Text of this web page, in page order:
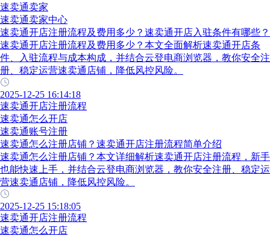
速卖通卖家
速卖通卖家中心
速卖通开店注册流程及费用多少？速卖通开店入驻条件有哪些？
速卖通开店注册流程及费用多少？本文全面解析速卖通开店条
件、入驻流程与成本构成，并结合云登电商浏览器，教你安全注
册、稳定运营速卖通店铺，降低风控风险。
2025-12-25 16:14:18
速卖通开店注册流程
速卖通怎么开店
速卖通账号注册
速卖通怎么注册店铺？速卖通开店注册流程简单介绍
速卖通怎么注册店铺？本文详细解析速卖通开店注册流程，新手
也能快速上手，并结合云登电商浏览器，教你安全注册、稳定运
营速卖通店铺，降低风控风险。
2025-12-25 15:18:05
速卖通开店注册流程
速卖通怎么开店